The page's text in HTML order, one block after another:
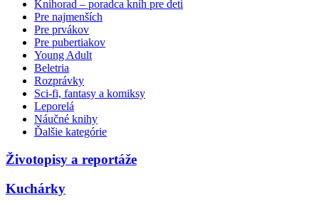
Knihorad – poradca kníh pre deti
Pre najmenších
Pre prvákov
Pre pubertiakov
Young Adult
Beletria
Rozprávky
Sci-fi, fantasy a komiksy
Leporelá
Náučné knihy
Ďalšie kategórie
Životopisy a reportáže
Kuchárky